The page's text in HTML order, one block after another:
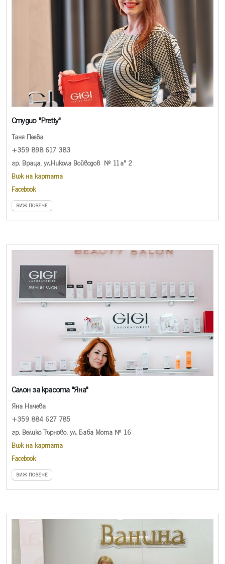
Студио "Pretty"
Таня Пеева
+359 898 617 383
гр. Враца, ул.Никола Войводов № 11а" 2
Виж на картата
Facebook
ВИЖ ПОВЕЧЕ
Салон за красота ''Яна''
Яна Начева
+359 884 627 785
гр. Велико Търново, ул. Баба Мота № 16
Виж на картата
Facebook
ВИЖ ПОВЕЧЕ